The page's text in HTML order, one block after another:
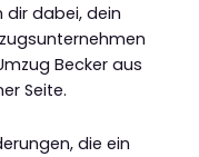
dir dabei, dein
Becker aus
Seite.
die ein